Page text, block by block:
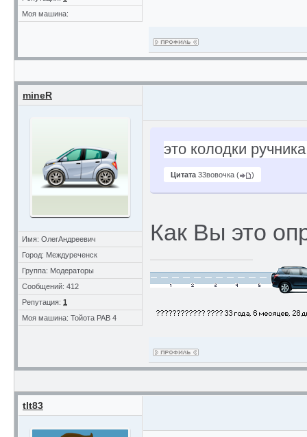
Моя машина:
mineR
Имя: ОлегАндреевич
Город: Междуреченск
Группа: Модераторы
Сообщений: 412
Репутация: 1
Моя машина: Тойота РАВ 4
Цитата 33вовочка ( )
это колодки
Как Вы это
tlt83